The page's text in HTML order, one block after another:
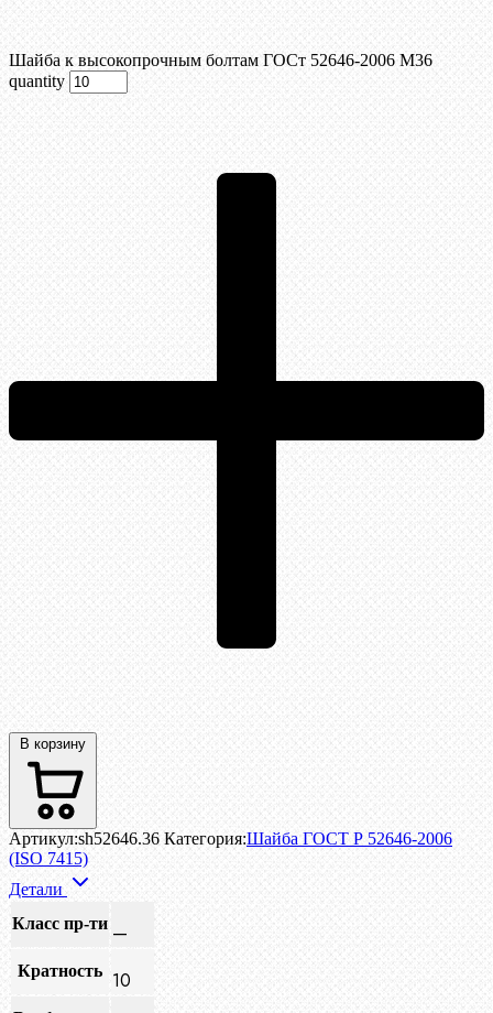
Шайба к высокопрочным болтам ГОСт 52646-2006 М36
quantity
В корзину
Артикул:sh52646.36 Категория:Шайба ГОСТ Р 52646-2006
(ISO 7415)
Детали
Класс пр-ти —
Кратность 10